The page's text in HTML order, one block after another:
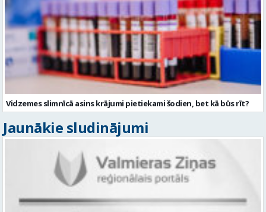
Vidzemes slimnīcā asins krājumi pietiekami šodien, bet kā būs rīt?
Jaunākie sludinājumi